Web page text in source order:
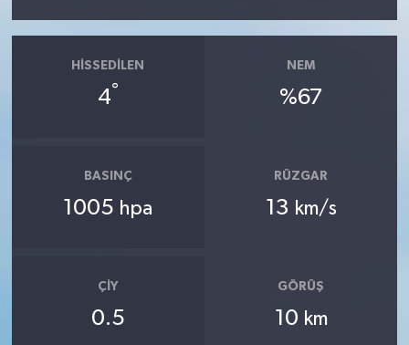
HISSEDILEN
4°
NEM
%67
BASINÇ
1005 hpa
RÜZGAR
13 km/s
ÇIY
0.5
GÖRÜŞ
10 km